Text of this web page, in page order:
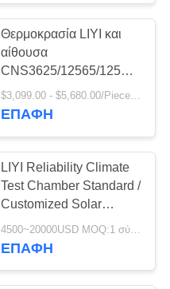
Θερμοκρασία LIYI και
αίθουσα
CNS3625/12565/12566
δοκιμής κλίματος
υγρασίας
$3,099.00 - $5,680.00/Piece MOQ:1
ΕΠΑΦΉ
LIYI Reliability Climate
Test Chamber Standard /
Customized Solar
Modules Test Chamber
ΕΠΑΦΉ